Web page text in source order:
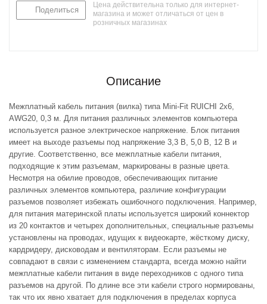
Поделиться
Цена действительна только для интернет-
магазина и может отличаться от цен в
розничных магазинах
Описание
Межплатный кабель питания (вилка) типа Mini-Fit RUICHI 2x6,
AWG20, 0,3 м. Для питания различных элементов компьютера
используется разное электрическое напряжение. Блок питания
имеет на выходе разъемы под напряжение 3,3 В, 5,0 В, 12 В и
другие. Соответственно, все межплатные кабели питания,
подходящие к этим разъемам, маркированы в разные цвета.
Несмотря на обилие проводов, обеспечивающих питание
различных элементов компьютера, различие конфигурации
разъемов позволяет избежать ошибочного подключения. Например,
для питания материнской платы используется широкий коннектор
из 20 контактов и четырех дополнительных, специальные разъемы
установлены на проводах, идущих к видеокарте, жёсткому диску,
кардридеру, дисководам и вентиляторам. Если разъемы не
совпадают в связи с изменением стандарта, всегда можно найти
межплатные кабели питания в виде переходников с одного типа
разъемов на другой. По длине все эти кабели строго нормированы,
так что их явно хватает для подключения в пределах корпуса